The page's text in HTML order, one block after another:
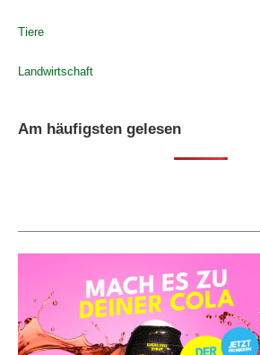
Tiere
Landwirtschaft
Am häufigsten gelesen